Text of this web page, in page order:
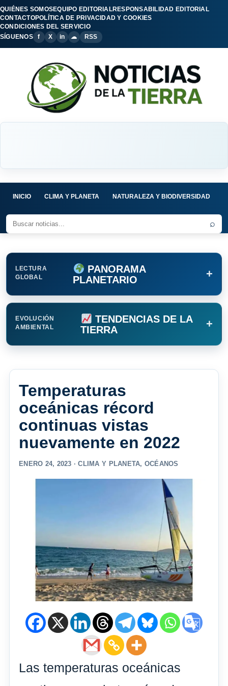
QUIÉNES SOMOSEQUIPO EDITORIALRESPONSABILIDAD EDITORIAL
CONTACTOPOLÍTICA DE PRIVACIDAD Y COOKIES
CONDICIONES DEL SERVICIO
SÍGUENOS
f X in ☁ RSS
INICIO CLIMA Y PLANETA NATURALEZA Y BIODIVERSIDAD
⌕
LECTURA
GLOBAL
PANORAMA
PLANETARIO
+
EVOLUCIÓN
AMBIENTAL
TENDENCIAS DE LA
TIERRA
+
Temperaturas
oceánicas récord
continuas vistas
nuevamente en 2022
ENERO 24, 2023 ·CLIMA Y PLANETA, OCÉANOS
Las temperaturas oceánicas